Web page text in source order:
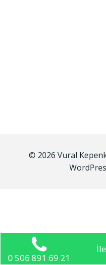
© 2026 Vural
0 506 891 69 21